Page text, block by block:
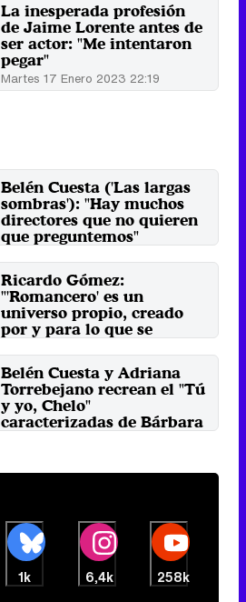
La inesperada profesión
de Jaime Lorente antes de
ser actor: "Me intentaron
pegar"
Martes 17 Enero 2023 22:19
Belén Cuesta ('Las largas
sombras'): "Hay muchos
directores que no quieren
que preguntemos"
Ricardo Gómez:
"'Romancero' es un
universo propio, creado
por y para lo que se
cuenta aquí"
3 de noviembre 2023
Belén Cuesta y Adriana
Torrebejano recrean el "Tú
y yo, Chelo"
caracterizadas de Bárbara
Rey y Chelo Gª Cortés
1k 6,4k 258k